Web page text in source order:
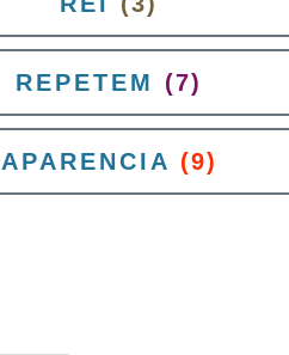
REPETEM (7)
APARENCIA (9)